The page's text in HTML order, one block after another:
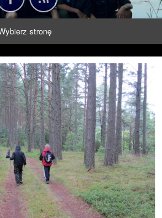
stronę